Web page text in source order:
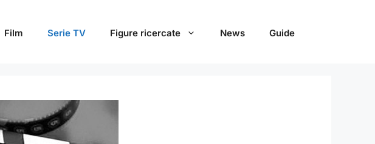
Film Serie TV Figure ricercate News Guide